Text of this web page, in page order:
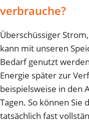
verbrauche?
Überschüssiger
kann mit unseren
Bedarf genutzt
Energie später zur
beispielsweise in den
Tagen. So können Sie
tatsächlich fast